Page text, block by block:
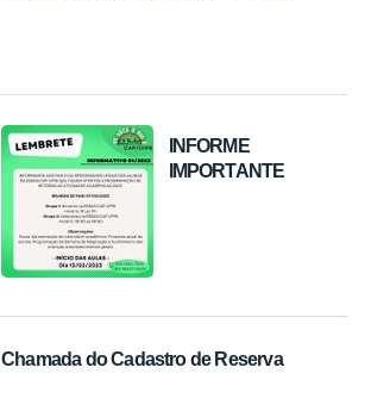
INFORME
IMPORTANTE
Chamada do Cadastro de Reserva